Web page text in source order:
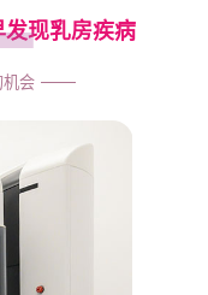
现乳房疾病
机会